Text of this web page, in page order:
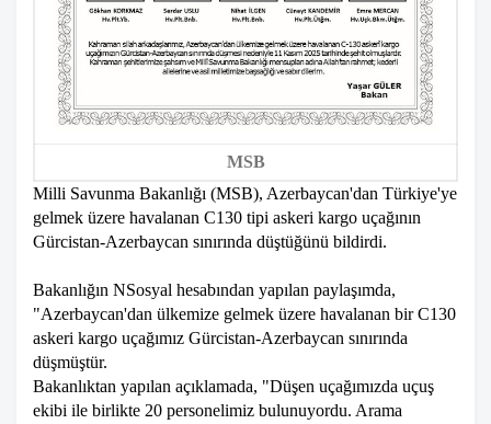
MSB
Milli Savunma Bakanlığı (MSB), Azerbaycan'dan Türkiye'ye
gelmek üzere havalanan C130 tipi askeri kargo uçağının
Gürcistan-Azerbaycan sınırında düştüğünü bildirdi.
Bakanlığın NSosyal hesabından yapılan paylaşımda,
"Azerbaycan'dan ülkemize gelmek üzere havalanan bir C130
askeri kargo uçağımız Gürcistan-Azerbaycan sınırında
düşmüştür.
Bakanlıktan yapılan açıklamada, "Düşen uçağımızda uçuş
ekibi ile birlikte 20 personelimiz bulunuyordu. Arama